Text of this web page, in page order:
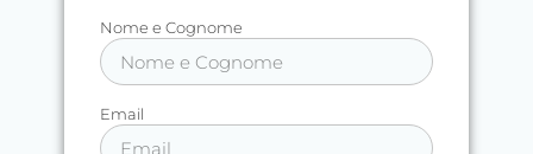
Nome e Cognome
Email